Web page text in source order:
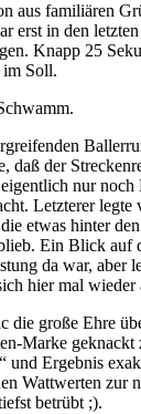
aus familiären
erst in den
Knapp 25
Soll.
daß der
eigentlich nur
Letzterer legte
etwas hinter
Ein Blick auf
da war, aber
hier mal wieder
große Ehre
Marke geknackt
und Ergebnis
Wattwerten zur
betrübt ;).